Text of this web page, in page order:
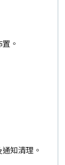
。
知清理。